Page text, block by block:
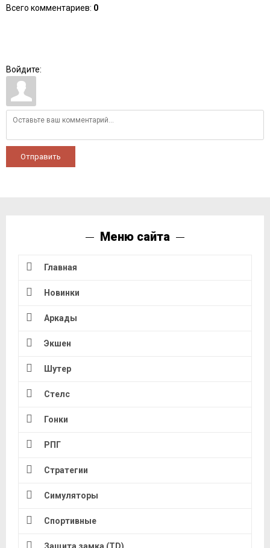
Всего комментариев: 0
Войдите:
Отправить
Меню сайта
Главная
Новинки
Аркады
Экшен
Шутер
Стелс
Гонки
РПГ
Стратегии
Симуляторы
Спортивные